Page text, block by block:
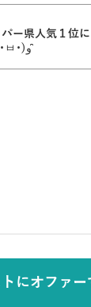
ー県人気１位に
全国人気にものりました( ･ㅂ･)و ̑̑
にオファー